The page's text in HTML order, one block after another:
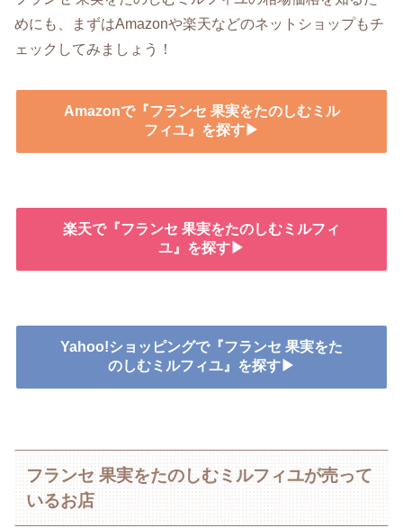
めにも、まずはAmazonや楽天などのネットショップもチ
ェックしてみましょう！
Amazonで『フランセ 果実をたのしむミル
フィユ』を探す▶
楽天で『フランセ 果実をたのしむミルフィ
ユ』を探す▶
Yahoo!ショッピングで『フランセ 果実をた
のしむミルフィユ』を探す▶
フランセ 果実をたのしむミルフィユが売って
いるお店